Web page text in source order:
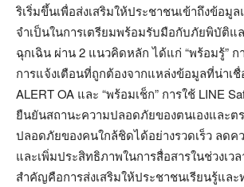
ริเริ่มขึ้นเพื่อส่งเสริมให้ประชาชนเข้าถึงข้อมู
จำเป็นในการเตรียมพร้อมรับมือกับภัยพิบัติแ
ฉุกเฉิน ผ่าน 2 แนวคิดหลัก ได้แก่ “พร้อมรู้” ก
การแจ้งเตือนที่ถูกต้องจากแหล่งข้อมูลที่น่าเชื่
ALERT OA และ “พร้อมเช็ก” การใช้ LINE
ยืนยันสถานะความปลอดภัยของตนเองและต
ปลอดภัยของคนใกล้ชิดได้อย่างรวดเร็ว ลด
และเพิ่มประสิทธิภาพในการสื่อสารในช่วงเว
สำคัญคือการส่งเสริมให้ประชาชนเรียนรู้แล